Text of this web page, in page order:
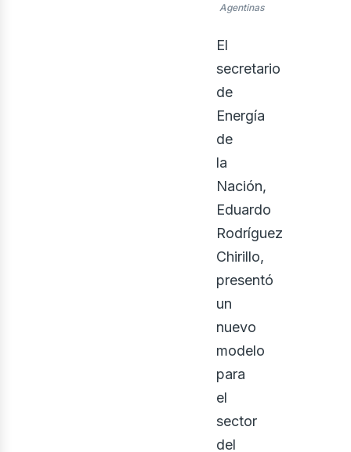
Agentinas
El
secretario
de
Energía
de
la
Nación,
Eduardo
Rodríguez
Chirillo,
presentó
un
nuevo
modelo
para
el
sector
del